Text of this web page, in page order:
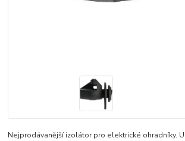
Nejprodávanější izolátor pro elektrické ohradníky.